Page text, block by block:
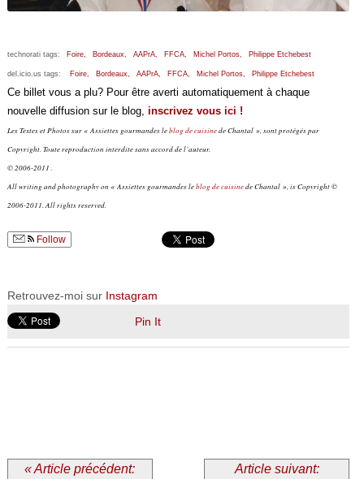
technorati tags: Foire, Bordeaux, AAPrA, FFCA, Michel Portos, Philippe Etchebest
del.icio.us tags: Foire, Bordeaux, AAPrA, FFCA, Michel Portos, Philippe Etchebest
Ce billet vous a plu? Pour être averti automatiquement à chaque
nouvelle diffusion sur le blog, inscrivez vous ici !
Les Textes et Photos sur « Assiettes gourmandes leblog de cuisinede Chantal », sont protégés par
Copyright. Toute reproduction interdite sans accord de l’auteur.
© 2006-2011 .
All writing and photography on « Assiettes gourmandes leblog de cuisinede Chantal », is Copyright ©
2006-2011. All rights reserved.
Follow
Retrouvez-moi sur Instagram
Pin It
« Article précédent:
Article suivant: